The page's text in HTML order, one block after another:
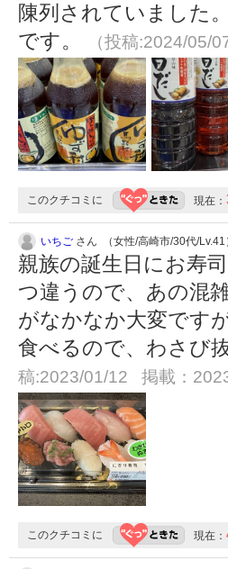
陳列されていました
です。
（投稿:2024/05/
このクチコミに 現在：
いちご さん （女性/高崎市/30代/Lv.41
親族の誕生日にお寿
つ違うので、あの混
がなかなか大変です
食べるので、わさび
稿:2023/01/12 掲載：
このクチコミに 現在：